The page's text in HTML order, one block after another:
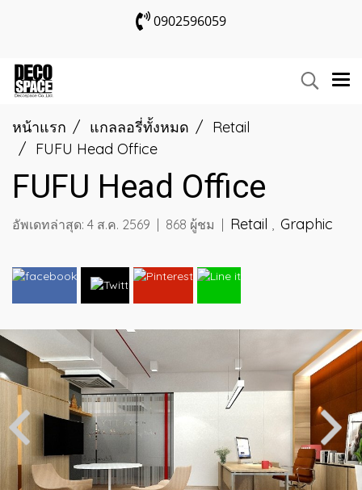
0902596059
หน้าแรก แกลลอรี่ทั้งหมด
Retail
FUFU Head Office
FUFU Head Office
อัพเดทล่าสุด: 4 ส.ค. 2569 868 ผู้ชม Retail , Graphic